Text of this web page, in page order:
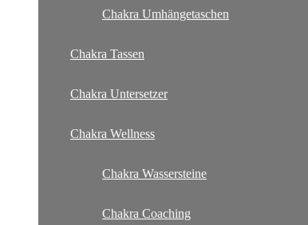
Chakra Umhängetaschen
Chakra Tassen
Chakra Untersetzer
Chakra Wellness
Chakra Wassersteine
Chakra Coaching